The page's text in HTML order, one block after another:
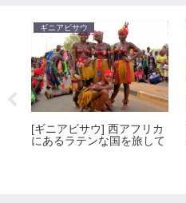
ギニアビサウ
[ギニアビサウ] 西アフリカ
にあるラテンな国を旅して